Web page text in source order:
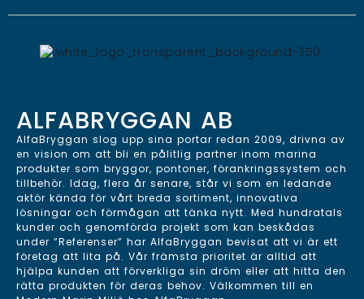
ALFABRYGGAN AB
AlfaBryggan slog upp sina portar redan 2009, drivna av
en vision om att bli en pålitlig partner inom marina
produkter som bryggor, pontoner, förankringssystem och
tillbehör. Idag, flera år senare, står vi som en ledande
aktör kända för vårt breda sortiment, innovativa
lösningar och förmågan att tänka nytt. Med hundratals
kunder och genomförda projekt som kan beskådas
under ”Referenser” har AlfaBryggan bevisat att vi är ett
företag att lita på. Vår främsta prioritet är alltid att
hjälpa kunden att förverkliga sin dröm eller att hitta den
rätta produkten för deras behov. Välkommen till en